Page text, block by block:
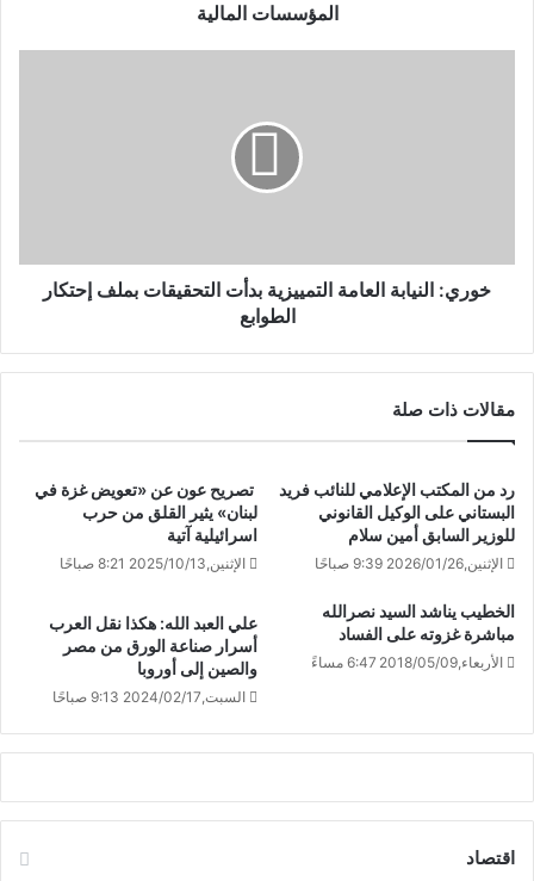
المؤسسات المالية
خوري: النيابة العامة التمييزية بدأت التحقيقات بملف إحتكار
الطوابع
مقالات ذات صلة
رد من المكتب الإعلامي للنائب فريد
البستاني على الوكيل القانوني
للوزير السابق أمين سلام
الإثنين,2026/01/26 9:39 صباحًا
تصريح عون عن «تعويض غزة في
لبنان» يثير القلق من حرب
اسرائيلية آتية
الإثنين,2025/10/13 8:21 صباحًا
الخطيب يناشد السيد نصرالله
مباشرة غزوته على الفساد
الأربعاء,2018/05/09 6:47 مساءً
علي العبد الله: هكذا نقل العرب
أسرار صناعة الورق من مصر
والصين إلى أوروبا
السبت,2024/02/17 9:13 صباحًا
اقتصاد